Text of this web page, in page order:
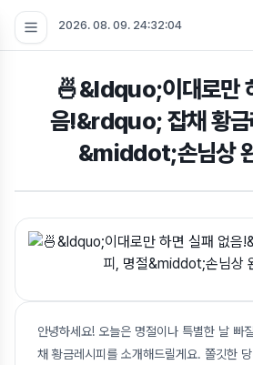
2026. 08. 09. 24:32:05
🍜&ldquo;이대로만
음!&rdquo; 잡채 황금
&middot;손님상
안녕하세요! 오늘은 명절이나 특별한 날 빠
채 황금레시피를 소개해드릴게요. 쫄깃한